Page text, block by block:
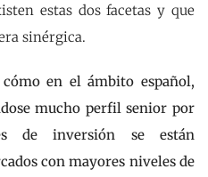
estas dos facetas y que
sinérgica.
en el ámbito español,
mucho perfil senior por
de inversión se están
con mayores niveles de